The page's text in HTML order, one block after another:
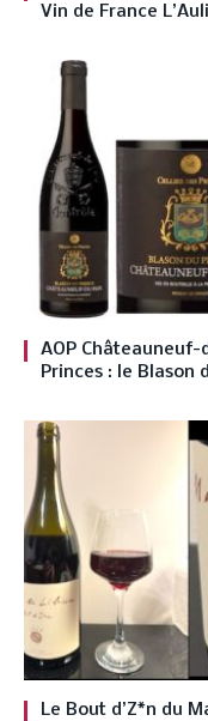
Vin de France
AOP Châteauneuf-
Princes : le Blason
Le Bout d’Z*n du